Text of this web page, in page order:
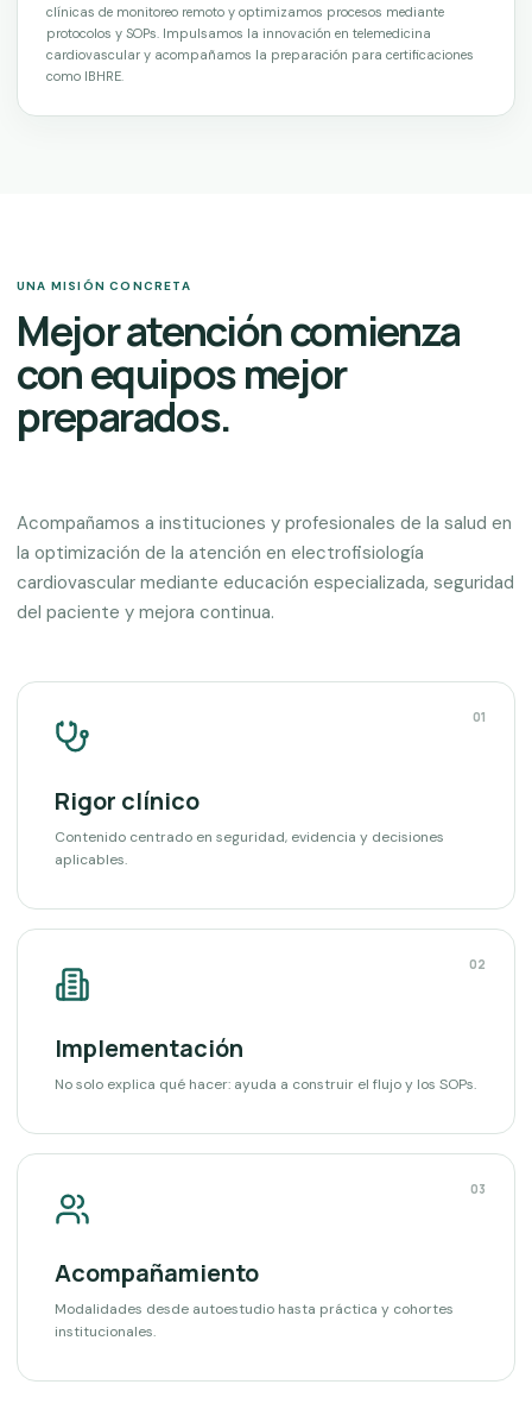
clínicas de monitoreo remoto y optimizamos procesos mediante
protocolos y SOPs. Impulsamos la innovación en telemedicina
cardiovascular y acompañamos la preparación para certificaciones
como IBHRE.
UNA MISIÓN CONCRETA
Mejor atención comienza
con equipos mejor
preparados.
Acompañamos a instituciones y profesionales de la salud en
la optimización de la atención en electrofisiología
cardiovascular mediante educación especializada, seguridad
del paciente y mejora continua.
01
Rigor clínico
Contenido centrado en seguridad, evidencia y decisiones
aplicables.
02
Implementación
No solo explica qué hacer: ayuda a construir el flujo y los SOPs.
03
Acompañamiento
Modalidades desde autoestudio hasta práctica y cohortes
institucionales.